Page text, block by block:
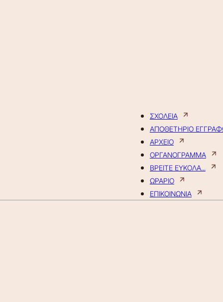
ΣΧΟΛΕΙΑ
ΑΠΟΘΕΤΗΡΙΟ
ΑΡΧΕΙΟ
ΟΡΓΑΝΟΓΡΑΜΜΑ
ΒΡΕΙΤΕ ΕΥΚΟΛΑ...
ΩΡΑΡΙΟ
ΕΠΙΚΟΙΝΩΝΙΑ